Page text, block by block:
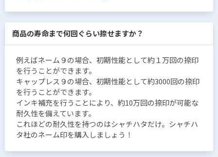
商品の寿命まで何回ぐらい捺せますか？
例えばネーム９の場合、初期性能として約１万回の捺印
を行うことができます。
キャップレス９の場合、初期性能として約3000回の捺印
を行うことができます。
インキ補充を行うことにより、約10万回の捺印が可能な
耐久性を備えています。
これほどの耐久性を持つのはシャチハタだけ。シャチハ
タ社のネーム印を購入しましょう！